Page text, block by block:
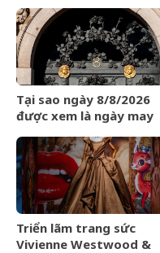
Tại sao ngày 8/8/2026
được xem là ngày may
Triển lãm trang sức
Vivienne Westwood &